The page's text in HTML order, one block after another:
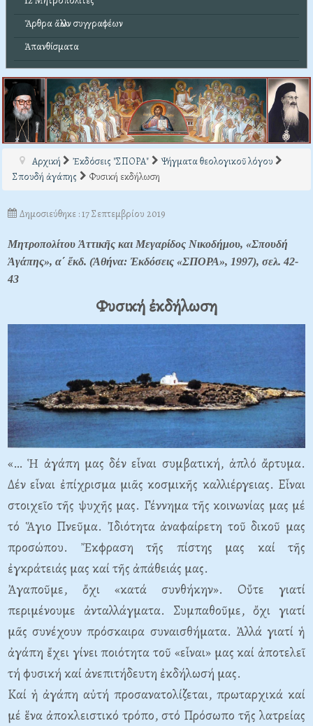
Ἄρθρα ἄλλων συγγραφέων
Ἀπανθίσματα
Αρχική Ἐκδόσεις "ΣΠΟΡΑ"
Ψήγματα θεολογικοῦ λόγου
Σπουδή ἀγάπης
Φυσική εκδήλωση
Δημοσιεύθηκε : 17 Σεπτεμβρίου 2019
Μητροπολίτου Ἀττικῆς και Μεγαρίδος Νικοδήμου, «Σπουδή
Ἀγάπης», α΄ ἔκδ. (Ἀθήνα: Ἐκδόσεις «ΣΠΟΡΑ», 1997), σελ. 42-
43
Φυσική ἐκδήλωση
«… Ἡ ἀγάπη μας δέν εἶναι συμβατική, ἁπλό ἄρτυμα.
Δέν εἶναι ἐπίχρισμα μιᾶς κοσμικῆς καλλιέργειας. Εἶναι
στοιχεῖο τῆς ψυχῆς μας. Γέννημα τῆς κοινωνίας μας μέ
τό Ἅγιο Πνεῦμα. Ἰδιότητα ἀναφαίρετη τοῦ δικοῦ μας
προσώπου. Ἔκφραση τῆς πίστης μας καί τῆς
ἐγκράτειάς μας καί τῆς ἀπάθειάς μας.
Ἀγαποῦμε, ὄχι «κατά συνθήκην». Οὔτε γιατί
περιμένουμε ἀνταλλάγματα. Συμπαθοῦμε, ὄχι γιατί
μᾶς συνέχουν πρόσκαιρα συναισθήματα. Ἀλλά γιατί ἡ
ἀγάπη ἔχει γίνει ποιότητα τοῦ «εἶναι» μας καί ἀποτελεῖ
τή φυσική καί ἀνεπιτήδευτη ἐκδήλωσή μας.
Καί ἡ ἀγάπη αὐτή προσανατολίζεται, πρωταρχικά καί
μέ ἕνα ἀποκλειστικό τρόπο, στό Πρόσωπο τῆς λατρείας